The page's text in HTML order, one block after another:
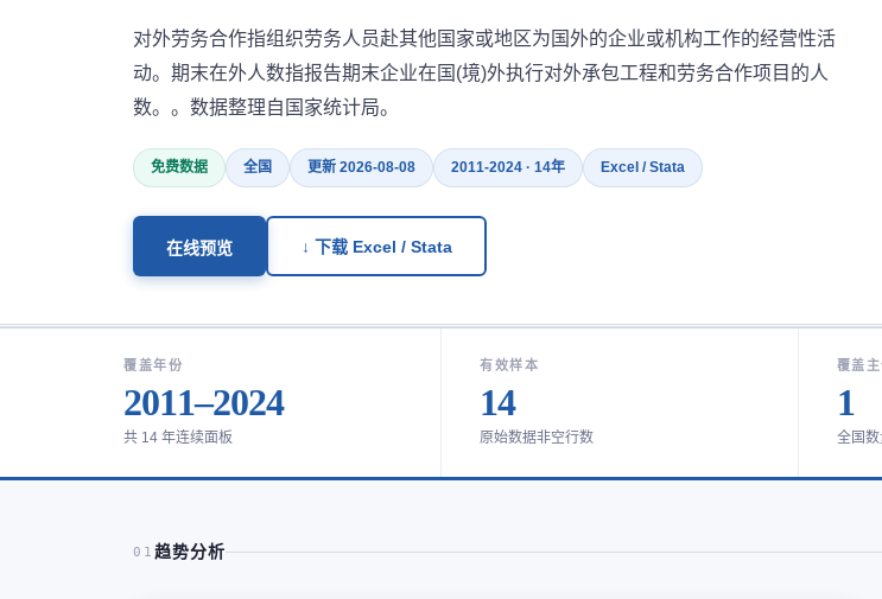
对外劳务合作指组织劳务人员赴其他国家或地区为国外的企业或机构工作的经营性活
动。期末在外人数指报告期末企业在国(境)外执行对外承包工程和劳务合作项目的人
数。。数据整理自国家统计局。
免费数据 全国 更新 2026-08-08 2011-2024 · 14年 Excel / Stata
在线预览 ↓ 下载 Excel / Stata
覆盖年份
2011–2024
共 14 年连续面板
有效样本
14
原始数据非空行数
覆盖主
1
全国数
01 趋势分析